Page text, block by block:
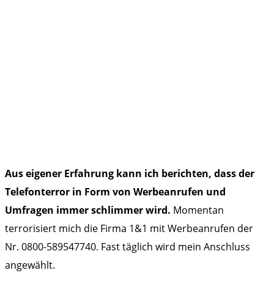
Aus eigener Erfahrung kann ich berichten, dass der
Telefonterror in Form von Werbeanrufen und
Umfragen immer schlimmer wird. Momentan
terrorisiert mich die Firma 1&1 mit Werbeanrufen der
Nr. 0800-589547740. Fast täglich wird mein Anschluss
angewählt.